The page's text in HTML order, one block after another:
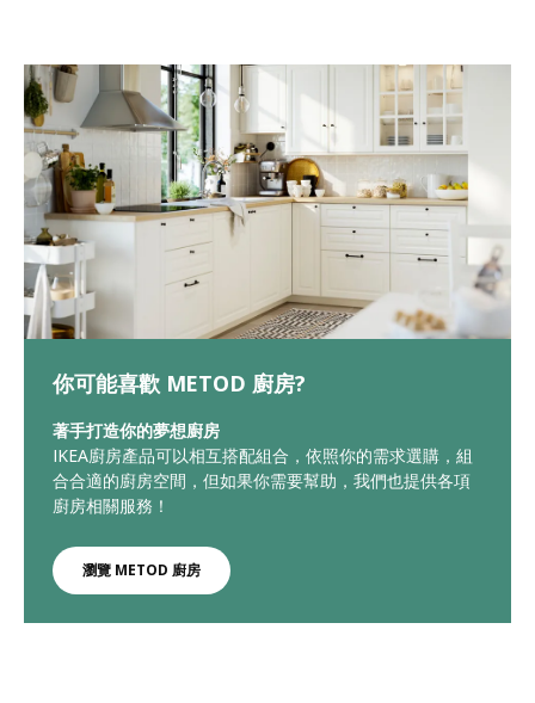
你可能喜歡 METOD 廚房?
著手打造你的夢想廚房
IKEA廚房產品可以相互搭配組合，依照你的需求選購，組
合合適的廚房空間，但如果你需要幫助，我們也提供各項
廚房相關服務！
瀏覽 METOD 廚房